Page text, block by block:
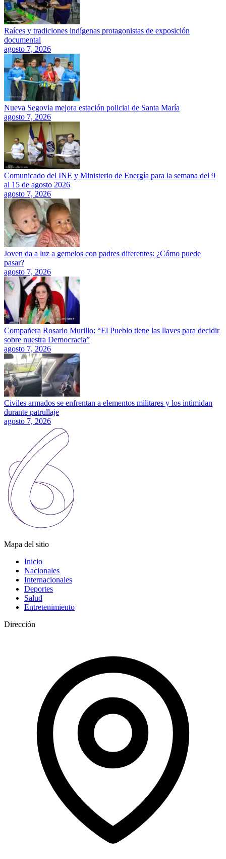
Raíces y tradiciones indígenas protagonistas de exposición
documental
agosto 7, 2026
Nueva Segovia mejora estación policial de Santa María
agosto 7, 2026
Comunicado del INE y Ministerio de Energía para la semana del 9
al 15 de agosto 2026
agosto 7, 2026
Joven da a luz a gemelos con padres diferentes: ¿Cómo puede
pasar?
agosto 7, 2026
Compañera Rosario Murillo: “El Pueblo tiene las llaves para decidir
sobre nuestra Democracia”
agosto 7, 2026
Civiles armados se enfrentan a elementos militares y los intimidan
durante patrullaje
agosto 7, 2026
Mapa del sitio
Inicio
Nacionales
Internacionales
Deportes
Salud
Entretenimiento
Dirección